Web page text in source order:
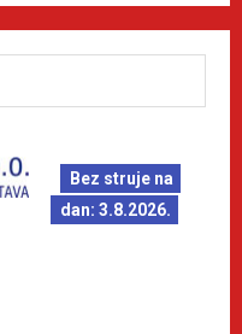
Bez struje na
dan: 3.8.2026.